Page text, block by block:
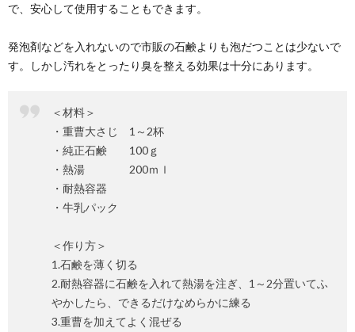
で、安心して使用することもできます。
発泡剤などを入れないので市販の石鹸よりも泡だつことは少ないで
す。しかし汚れをとったり臭を整える効果は十分にあります。
＜材料＞
・重曹大さじ 1～2杯
・純正石鹸 100ｇ
・熱湯 200ｍｌ
・耐熱容器
・牛乳パック
＜作り方＞
1.石鹸を薄く切る
2.耐熱容器に石鹸を入れて熱湯を注ぎ、1～2分置いてふ
やかしたら、できるだけなめらかに練る
3.重曹を加えてよく混ぜる